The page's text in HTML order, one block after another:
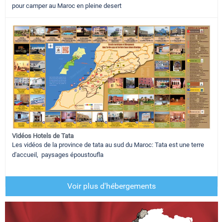
pour camper au Maroc en pleine desert
Vidéos Hotels de Tata
Les vidéos de la province de tata au sud du Maroc: Tata est une terre
d'accueil, paysages époustoufla
Voir plus d'hébergements